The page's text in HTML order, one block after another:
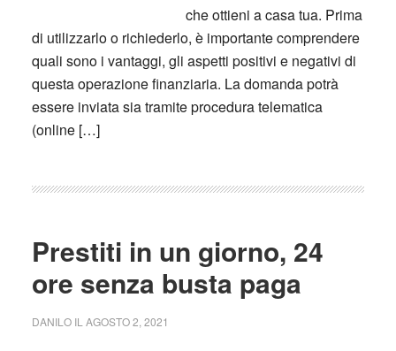
che ottieni a casa tua. Prima
di utilizzarlo o richiederlo, è importante comprendere
quali sono i vantaggi, gli aspetti positivi e negativi di
questa operazione finanziaria. La domanda potrà
essere inviata sia tramite procedura telematica
(online […]
Prestiti in un giorno, 24
ore senza busta paga
DANILOIL AGOSTO 2, 2021